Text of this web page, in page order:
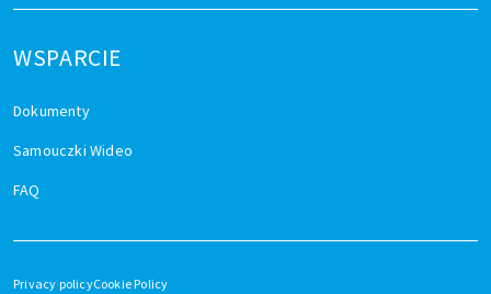
WSPARCIE
Dokumenty
Samouczki Wideo
FAQ
Privacy policyCookie Policy